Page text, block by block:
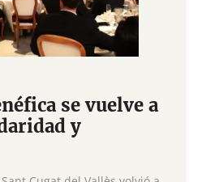
se vuelve a
y